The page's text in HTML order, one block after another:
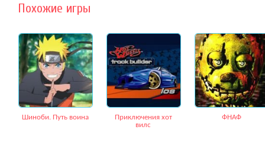
Похожие игры
Шиноби. Путь воина
Приключения хот
вилс
ФНАФ